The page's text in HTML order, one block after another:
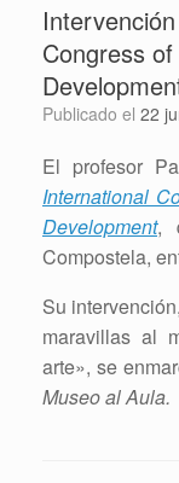
Congress
Publicado el 22
El profesor
International
Development,
Compostela,
Su
maravillas al
arte», se
Museo al Aula.